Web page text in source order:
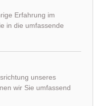
Erfahrung im
in die umfassende
unseres
wir Sie umfassend